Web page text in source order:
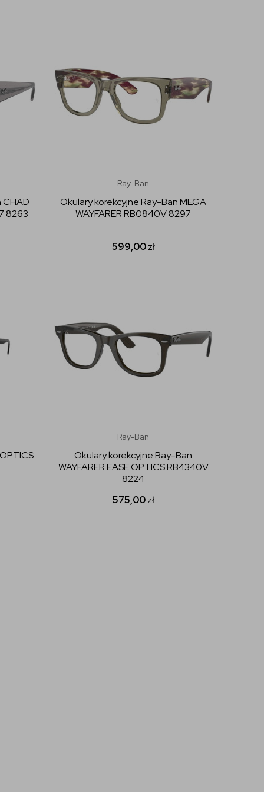
CHAD
8263
Ray-Ban
Okulary korekcyjne Ray-Ban MEGA
WAYFARER RB0840V 8297
599,00zł
Ray-Ban
Okulary korekcyjne Ray-Ban
WAYFARER EASE OPTICS RB4340V
8224
575,00zł